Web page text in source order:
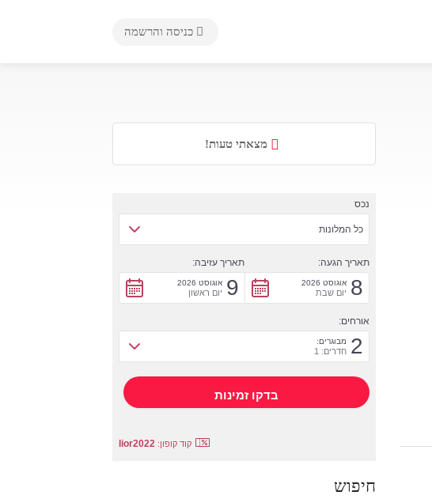
כניסה והרשמה
מצאתי טעות!
נכס
כל המלונות
תאריך הגעה:
8 אוגוסט 2026
יום שבת
תאריך עזיבה:
9 אוגוסט 2026
יום ראשון
אורחים:
2 מבוגרים:
חדרים: 1
קוד קופון: lior2022
חיפוש